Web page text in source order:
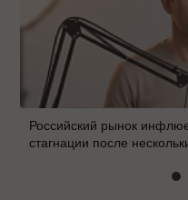
Российский рынок
стагнации после